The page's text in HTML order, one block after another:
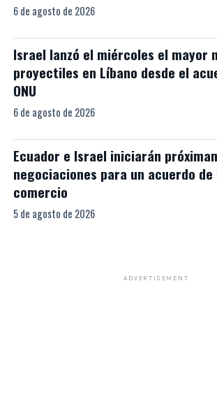
6 de agosto de 2026
Israel lanzó el miércoles el mayor
proyectiles en Líbano desde el
ONU
6 de agosto de 2026
Ecuador e Israel iniciarán
negociaciones para un acuerdo
comercio
5 de agosto de 2026
ADVERTISEMENT